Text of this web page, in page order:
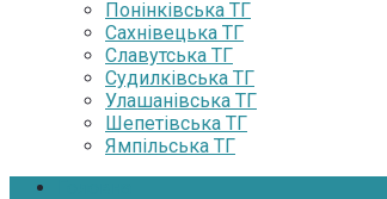
Понінківська ТГ
Сахнівецька ТГ
Славутська ТГ
Судилківська ТГ
Улашанівська ТГ
Шепетівська ТГ
Ямпільська ТГ